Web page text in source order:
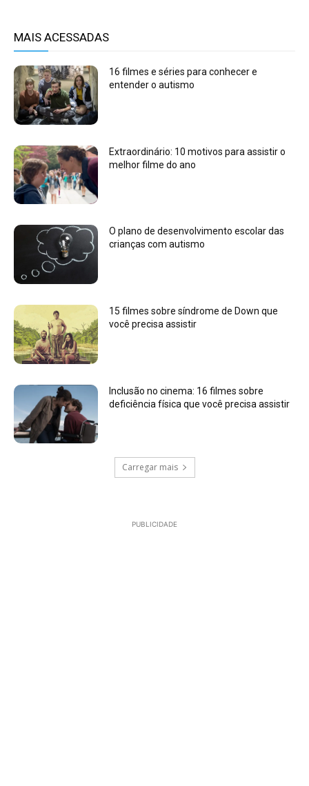
MAIS ACESSADAS
16 filmes e séries para conhecer e
entender o autismo
Extraordinário: 10 motivos para assistir o
melhor filme do ano
O plano de desenvolvimento escolar das
crianças com autismo
15 filmes sobre síndrome de Down que
você precisa assistir
Inclusão no cinema: 16 filmes sobre
deficiência física que você precisa assistir
Carregar mais
PUBLICIDADE